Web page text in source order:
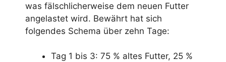
was fälschlicherweise dem neuen Futter
angelastet wird. Bewährt hat sich
folgendes Schema über zehn Tage:
Tag 1 bis 3: 75 % altes Futter, 25 %